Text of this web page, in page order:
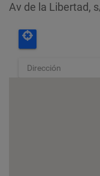
Av de la Libertad,